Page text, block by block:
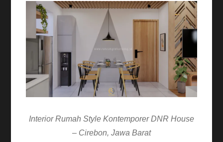
Interior Rumah Style Kontemporer DNR House
– Cirebon, Jawa Barat